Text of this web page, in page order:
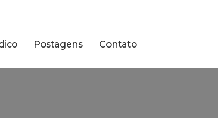
Postagens Contato